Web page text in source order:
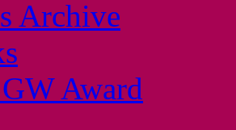
Archive
Award